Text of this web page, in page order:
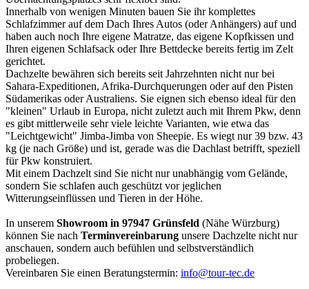
Innerhalb von wenigen Minuten bauen Sie ihr komplettes
Schlafzimmer auf dem Dach Ihres Autos (oder Anhängers) auf und
haben auch noch Ihre eigene Matratze, das eigene Kopfkissen und
Ihren eigenen Schlafsack oder Ihre Bettdecke bereits fertig im Zelt
gerichtet.
Dachzelte bewähren sich bereits seit Jahrzehnten nicht nur bei
Sahara-Expeditionen, Afrika-Durchquerungen oder auf den Pisten
Südamerikas oder Australiens. Sie eignen sich ebenso ideal für den
"kleinen" Urlaub in Europa, nicht zuletzt auch mit Ihrem Pkw, denn
es gibt mittlerweile sehr viele leichte Varianten, wie etwa das
"Leichtgewicht" Jimba-Jimba von Sheepie. Es wiegt nur 39 bzw. 43
kg (je nach Größe) und ist, gerade was die Dachlast betrifft, speziell
für Pkw konstruiert.
Mit einem Dachzelt sind Sie nicht nur unabhängig vom Gelände,
sondern Sie schlafen auch geschützt vor jeglichen
Witterungseinflüssen und Tieren in der Höhe.
In unserem Showroom in 97947 Grünsfeld (Nähe Würzburg)
können Sie nach Terminvereinbarung unsere Dachzelte nicht nur
anschauen, sondern auch befühlen und selbstverständlich
probeliegen.
Vereinbaren Sie einen Beratungstermin: info@tour-tec.de